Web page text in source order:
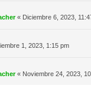
« Diciembre 6, 2023,
1, 2023, 1:15 pm
« Noviembre 24, 2023,